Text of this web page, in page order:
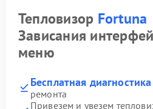
Тепловизор Fortuna
Зависания
меню
Бесплатная диагностика
ремонта
Привезем и увезем